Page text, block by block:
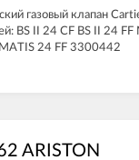
35 FF
36 FF
EVO 24 CF
24 CF-EU
газовый клапан
BS II 24 CF BS II 24
24 FF 3300442
ARISTON